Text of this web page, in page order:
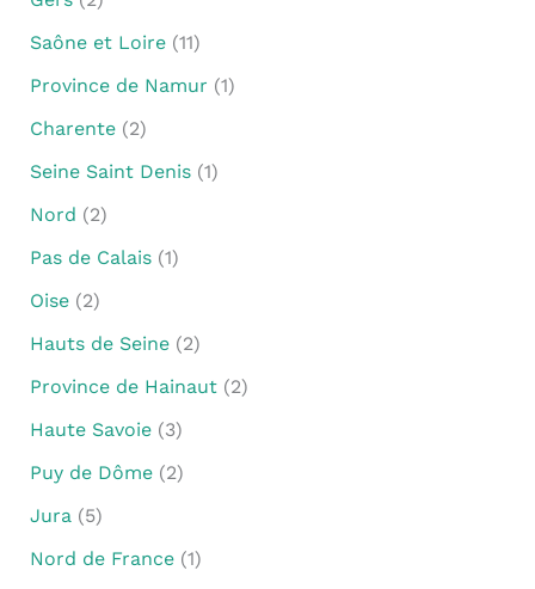
Saône et Loire(11)
Province de Namur (1)
Charente(2)
Seine Saint Denis(1)
Nord (2)
Pas de Calais(1)
Oise(2)
Hauts de Seine(2)
Province de Hainaut(2)
Haute Savoie(3)
Puy de Dôme(2)
Jura(5)
Nord de France(1)